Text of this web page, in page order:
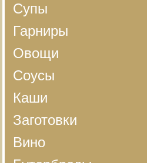
Супы
Гарниры
Овощи
Соусы
Каши
Заготовки
Вино